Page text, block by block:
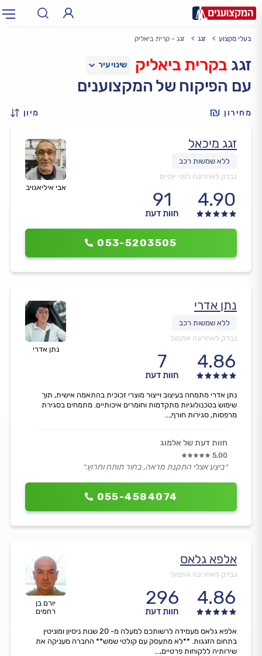
עירעיר: תל אביב, חיפה…
בעלי מקצוע זגג זגג - קרית ביאליק
זגג בקרית ביאליק
עם הפיקוח של המקצוענים
מחירון מיון
אבי איליאגויב
זגג מיכאל
נבדק לאחרונה לפני יומיים
4.90
91
חוות דעת
053-5203505
נתן אדרי
נתן אדרי
נבדק לאחרונה אתמול
4.86
7
חוות דעת
055-4584074
נתן אדרי מתמחה בעיצוב וייצור מוצרי זכוכית בהתאמה אישית, תוך
שימוש בטכנולוגיות מתקדמות וחומרים איכותיים. מתמחים בסגירת
מרפסות, סגירות חורף,...
חוות דעת של אלמוג
5.00
״ביצע אצלי התקנת מראה, בחור תותח וחרוץ.״
יורם בן
רחמים
אלפא גלאס
נבדק לאחרונה אתמול
4.86
296
חוות דעת
אלפא גלאס מעמידה לרשותכם למעלה מ- 20 שנות ניסיון ומוניטין
בתחום הזגגות. **לא מתעסק עם קולטי שמש** החברה מעניקה את
שירותיה ללקוחות פרטיים,...